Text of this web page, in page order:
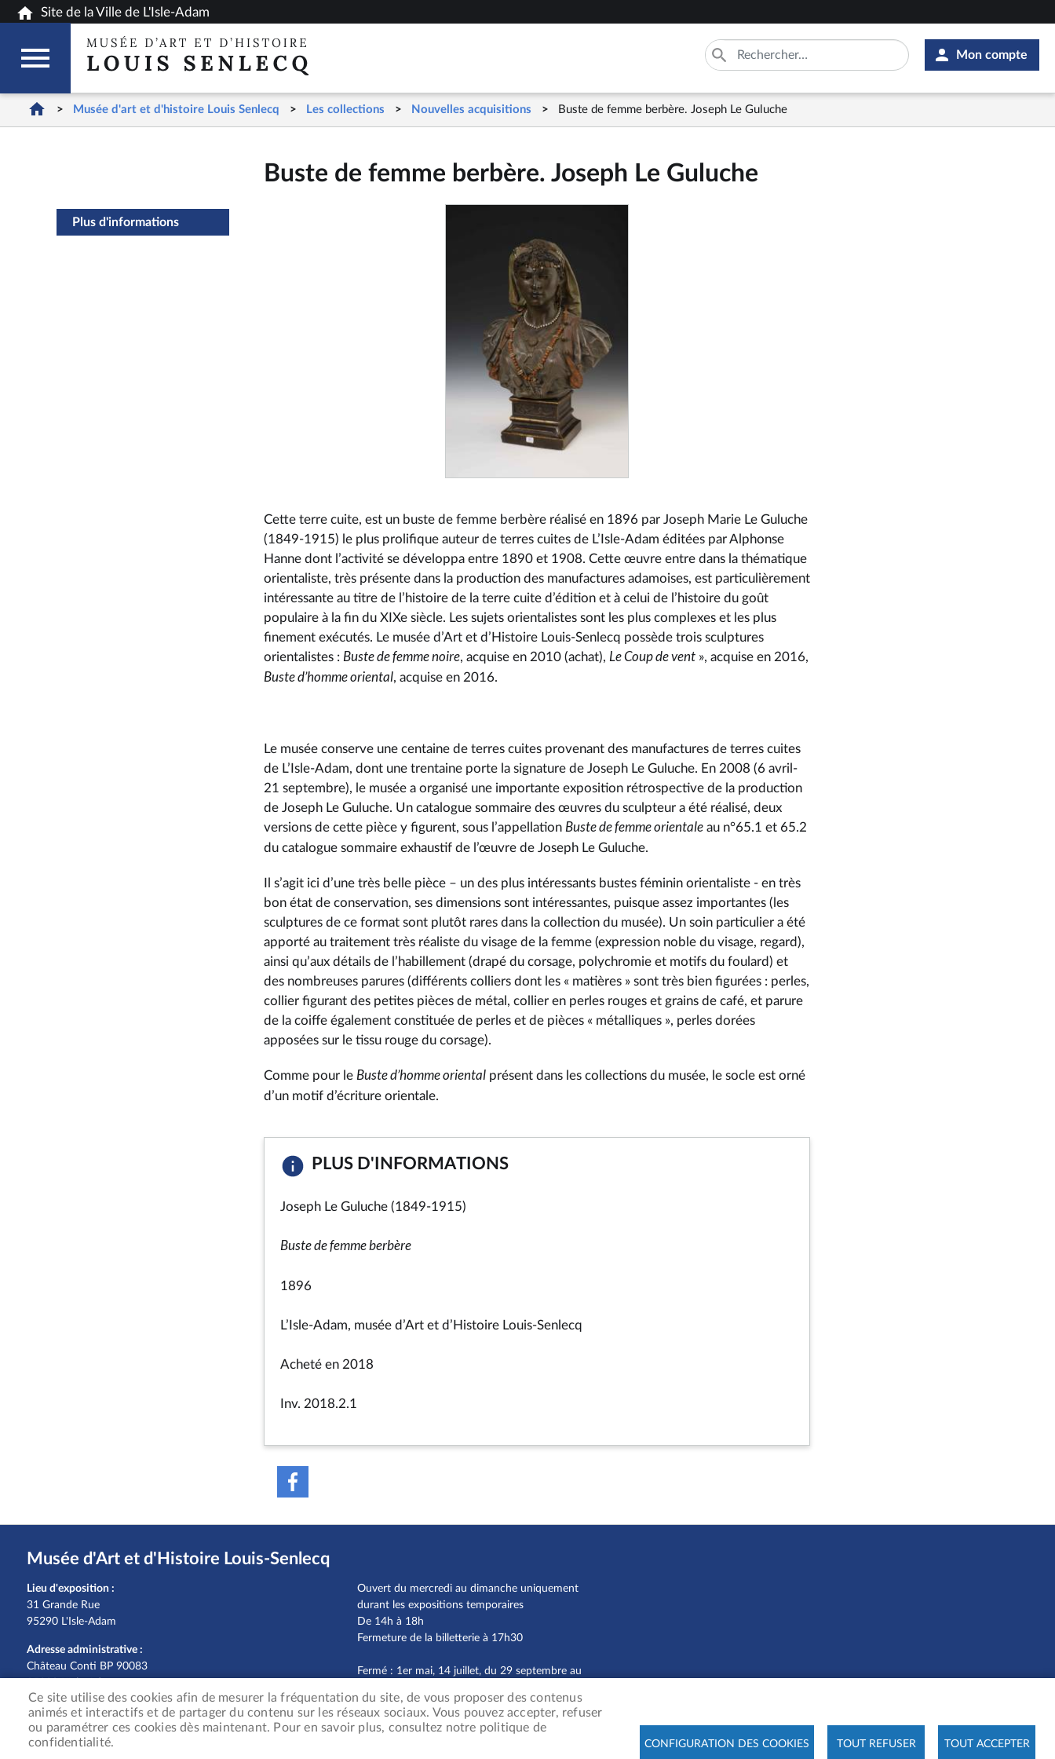
En-Mon compte
Site de la Ville de L'Isle-Adam
Musée d'art et d'histoire Louis Senlecq Les collections Nouvelles acquisitions Buste de femme berbère. Joseph Le Guluche
Buste de femme berbère. Joseph Le Guluche
Plus d'informations
Cette terre cuite, est un buste de femme berbère réalisé en 1896 par Joseph Marie Le Guluche
(1849-1915) le plus prolifique auteur de terres cuites de L’Isle-Adam éditées par Alphonse
Hanne dont l’activité se développa entre 1890 et 1908. Cette œuvre entre dans la thématique
orientaliste, très présente dans la production des manufactures adamoises, est particulièrement
intéressante au titre de l’histoire de la terre cuite d’édition et à celui de l’histoire du goût
populaire à la fin du XIXe siècle. Les sujets orientalistes sont les plus complexes et les plus
finement exécutés. Le musée d’Art et d’Histoire Louis-Senlecq possède trois sculptures
orientalistes : Buste de femme noire, acquise en 2010 (achat), Le Coup de vent », acquise en 2016,
Buste d’homme oriental, acquise en 2016.
Le musée conserve une centaine de terres cuites provenant des manufactures de terres cuites
de L’Isle-Adam, dont une trentaine porte la signature de Joseph Le Guluche. En 2008 (6 avril-
21 septembre), le musée a organisé une importante exposition rétrospective de la production
de Joseph Le Guluche. Un catalogue sommaire des œuvres du sculpteur a été réalisé, deux
versions de cette pièce y figurent, sous l’appellation Buste de femme orientale au n°65.1 et 65.2
du catalogue sommaire exhaustif de l’œuvre de Joseph Le Guluche.
Il s’agit ici d’une très belle pièce – un des plus intéressants bustes féminin orientaliste - en très
bon état de conservation, ses dimensions sont intéressantes, puisque assez importantes (les
sculptures de ce format sont plutôt rares dans la collection du musée). Un soin particulier a été
apporté au traitement très réaliste du visage de la femme (expression noble du visage, regard),
ainsi qu’aux détails de l’habillement (drapé du corsage, polychromie et motifs du foulard) et
des nombreuses parures (différents colliers dont les « matières » sont très bien figurées : perles,
collier figurant des petites pièces de métal, collier en perles rouges et grains de café, et parure
de la coiffe également constituée de perles et de pièces « métalliques », perles dorées
apposées sur le tissu rouge du corsage).
Comme pour le Buste d’homme oriental présent dans les collections du musée, le socle est orné
d’un motif d’écriture orientale.
PLUS D'INFORMATIONS
Joseph Le Guluche (1849-1915)
Buste de femme berbère
1896
L’Isle-Adam, musée d’Art et d’Histoire Louis-Senlecq
Acheté en 2018
Inv. 2018.2.1
Musée d'Art et d'Histoire Louis-Senlecq
Lieu d'exposition :
31 Grande Rue
95290 L'Isle-Adam
Adresse administrative :
Château Conti BP 90083
Tél. 01 74 56 11 23
musee@ville-isle-adam.fr
Ouvert du mercredi au dimanche uniquement
durant les expositions temporaires
De 14h à 18h
Fermeture de la billetterie à 17h30
Fermé : 1er mai, 14 juillet, du 29 septembre au
janvier 2026
Ce site utilise des cookies afin de mesurer la fréquentation du site, de vous proposer des contenus
animés et interactifs et de partager du contenu sur les réseaux sociaux. Vous pouvez accepter, refuser
ou paramétrer ces cookies dès maintenant. Pour en savoir plus, consultez notre politique de
confidentialité.
CONFIGURATION DES COOKIES TOUT REFUSER TOUT ACCEPTER